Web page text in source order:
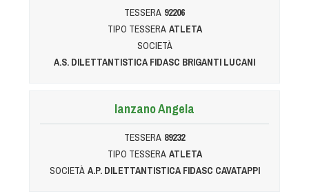
TESSERA 92206
TIPO TESSERA ATLETA
SOCIETÀ
A.S. DILETTANTISTICA FIDASC BRIGANTI LUCANI
Ianzano Angela
TESSERA 89232
TIPO TESSERA ATLETA
SOCIETÀ A.P. DILETTANTISTICA FIDASC CAVATAPPI